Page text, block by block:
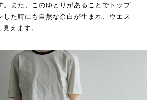
。また、このゆとりがあることでトップ
した時にも自然な余白が生まれ、ウエス
えます。